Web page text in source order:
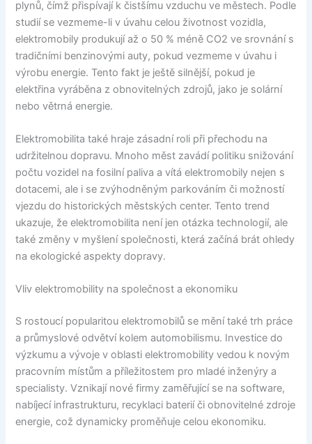
plynů, čímž přispívají k čistšímu vzduchu ve městech. Podle
studií se vezmeme-li v úvahu celou životnost vozidla,
elektromobily produkují až o 50 % méně CO2 ve srovnání s
tradičními benzinovými auty, pokud vezmeme v úvahu i
výrobu energie. Tento fakt je ještě silnější, pokud je
elektřina vyráběna z obnovitelných zdrojů, jako je solární
nebo větrná energie.
Elektromobilita také hraje zásadní roli při přechodu na
udržitelnou dopravu. Mnoho měst zavádí politiku snižování
počtu vozidel na fosilní paliva a vítá elektromobily nejen s
dotacemi, ale i se zvýhodněným parkováním či možností
vjezdu do historických městských center. Tento trend
ukazuje, že elektromobilita není jen otázka technologií, ale
také změny v myšlení společnosti, která začíná brát ohledy
na ekologické aspekty dopravy.
Vliv elektromobility na společnost a ekonomiku
S rostoucí popularitou elektromobilů se mění také trh práce
a průmyslové odvětví kolem automobilismu. Investice do
výzkumu a vývoje v oblasti elektromobility vedou k novým
pracovním místům a příležitostem pro mladé inženýry a
specialisty. Vznikají nové firmy zaměřující se na software,
nabíjecí infrastrukturu, recyklaci baterií či obnovitelné zdroje
energie, což dynamicky proměňuje celou ekonomiku.